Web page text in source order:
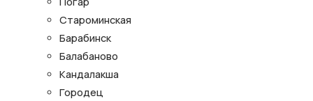
Староминская
Барабинск
Балабаново
Кандалакша
Городец